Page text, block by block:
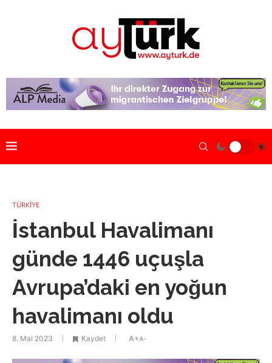
TÜRKİYE
İstanbul Havalimanı
günde 1446 uçuşla
Avrupa’daki en yoğun
havalimanı oldu
8. Mai 2023 Kaydet A+A-